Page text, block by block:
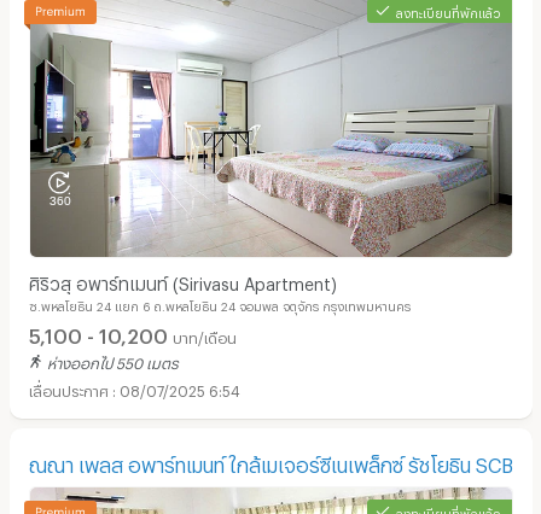
ลงทะเบียนที่พักแล้ว
ศิริวสุ อพาร์ทเมนท์ (Sirivasu Apartment)
ซ.พหลโยธิน 24 แยก 6 ถ.พหลโยธิน 24 จอมพล จตุจักร กรุงเทพมหานคร
5,100 - 10,200 บาท/เดือน
ห่างออกไป 550 เมตร
08/07/2025 6:54
ณณา เพลส อพาร์ทเมนท์ ใกล้เมเจอร์ซีเนเพล็กซ์ รัชโยธิน SCB
ลงทะเบียนที่พักแล้ว